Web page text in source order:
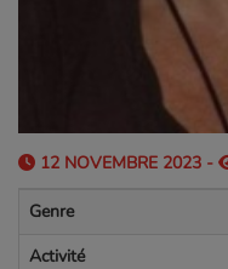
12 NOVEMBRE 2023 -
Genre
Activité